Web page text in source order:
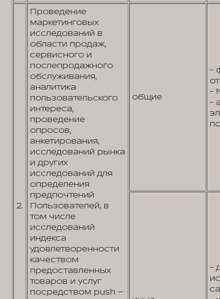
2.
Проведение
маркетинговых
исследований в
области продаж,
сервисного и
послепродажного
обслуживания,
аналитика
пользовательского
интереса,
проведение
опросов,
анкетирования,
исследований рынка
и других
исследований для
определения
предпочтений
Пользователей, в
том числе
исследований
индекса
удовлетворенности
качеством
предоставленных
товаров и услуг
посредством push –
общие
-
-
-
-